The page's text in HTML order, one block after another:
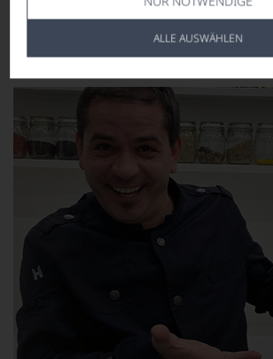
ALLE AUSWÄHLEN
Handgriff werden die Feigen geschält
als gewisse Frische hinzugegeben.